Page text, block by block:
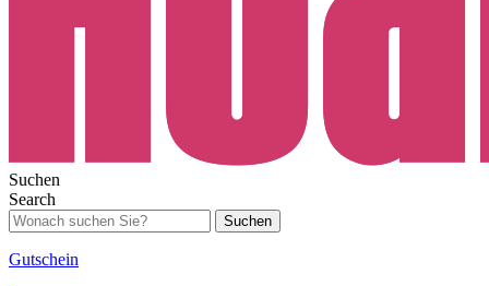
Suchen
Search
Suchen
Gutschein